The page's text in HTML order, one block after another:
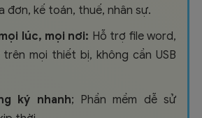
đơn, kế toán, thuế, nhân sự.
lúc, mọi nơi: Hỗ trợ file word,
mọi thiết bị, không cần USB
ký nhanh; Phần mềm dễ sử